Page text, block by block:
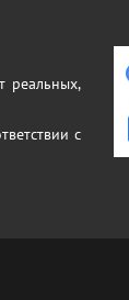
реальных,
с